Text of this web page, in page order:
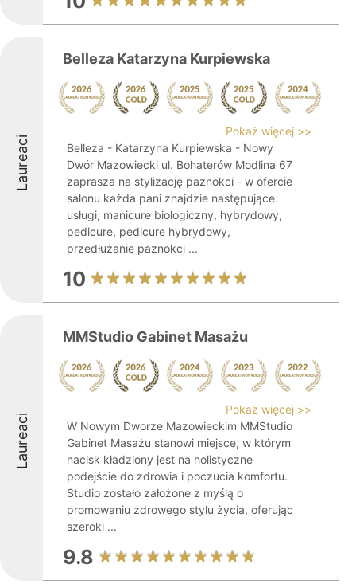
Laureaci
Belleza Katarzyna Kurpiewska
Pokaż więcej >>
Belleza - Katarzyna Kurpiewska - Nowy
Dwór Mazowiecki ul. Bohaterów Modlina 67
zaprasza na stylizację paznokci - w ofercie
salonu każda pani znajdzie następujące
usługi; manicure biologiczny, hybrydowy,
pedicure, pedicure hybrydowy,
przedłużanie paznokci ...
10
Laureaci
MMStudio Gabinet Masażu
Pokaż więcej >>
W Nowym Dworze Mazowieckim MMStudio
Gabinet Masażu stanowi miejsce, w którym
nacisk kładziony jest na holistyczne
podejście do zdrowia i poczucia komfortu.
Studio zostało założone z myślą o
promowaniu zdrowego stylu życia, oferując
szeroki ...
9.8